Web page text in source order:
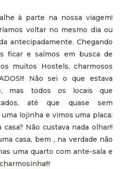
à parte na nossa viagem!
voltar no mesmo dia ou
antecipadamente. Chegando
ficar e saímos em busca de
muitos Hostels, charmosos
Não sei o que estava
mas todos os locais que
até que quase sem
lojinha e vimos uma placa:
casa? Não custava nada olhar!!
casa, bem , na verdade não
uma quarto com ante-sala e